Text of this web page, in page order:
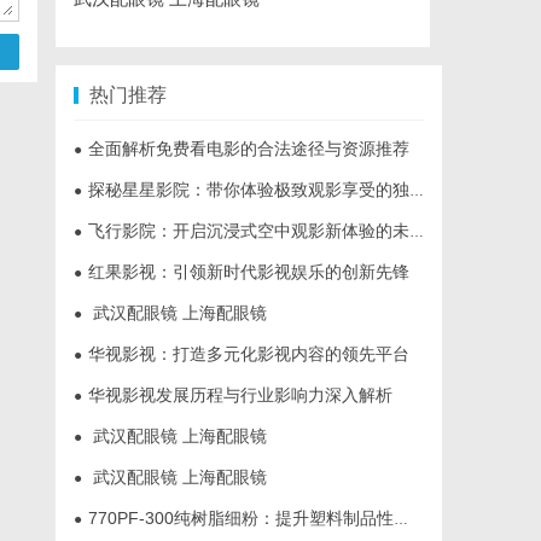
热门推荐
● 全面解析免费看电影的合法途径与资源推荐
● 探秘星星影院：带你体验极致观影享受的独特空间
● 飞行影院：开启沉浸式空中观影新体验的未来趋势
● 红果影视：引领新时代影视娱乐的创新先锋
● 武汉配眼镜 上海配眼镜
● 华视影视：打造多元化影视内容的领先平台
● 华视影视发展历程与行业影响力深入解析
● 武汉配眼镜 上海配眼镜
● 武汉配眼镜 上海配眼镜
● 770PF-300纯树脂细粉：提升塑料制品性能的新选择